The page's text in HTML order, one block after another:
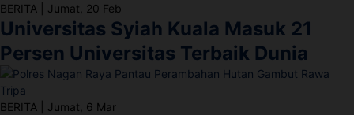
BERITA Jumat, 20 Feb
Universitas Syiah Kuala Masuk 21
Persen Universitas Terbaik Dunia
BERITA Jumat, 6 Mar